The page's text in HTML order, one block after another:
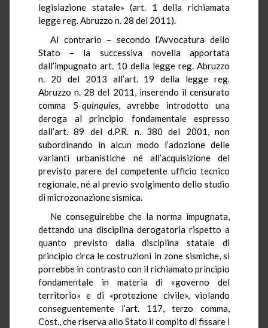
legislazione statale» (art. 1 della richiamata
legge reg. Abruzzo n. 28 del 2011).
Al contrario – secondo l’Avvocatura dello
Stato – la successiva novella apportata
dall’impugnato art. 10 della legge reg. Abruzzo
n. 20 del 2013 all’art. 19 della legge reg.
Abruzzo n. 28 del 2011, inserendo il censurato
comma 5-quinquies, avrebbe introdotto una
deroga al principio fondamentale espresso
dall’art. 89 del d.P.R. n. 380 del 2001, non
subordinando in alcun modo l’adozione delle
varianti urbanistiche né all’acquisizione del
previsto parere del competente ufficio tecnico
regionale, né al previo svolgimento dello studio
di microzonazione sismica.
Ne conseguirebbe che la norma impugnata,
dettando una disciplina derogatoria rispetto a
quanto previsto dalla disciplina statale di
principio circa le costruzioni in zone sismiche, si
porrebbe in contrasto con il richiamato principio
fondamentale in materia di «governo del
territorio» e di «protezione civile», violando
conseguentemente l’art. 117, terzo comma,
Cost., che riserva allo Stato il compito di fissare i